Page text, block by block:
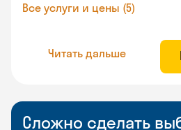
Все услуги и цены (5)
Читать дальше
Сложно сделать